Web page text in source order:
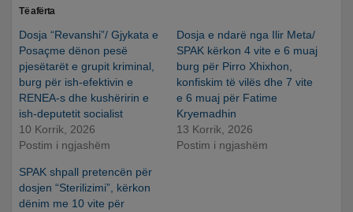
Të afërta
Dosja “Revanshi”/ Gjykata e
Posaçme dënon pesë
pjesëtarët e grupit kriminal,
burg për ish-efektivin e
RENEA-s dhe kushëririn e
ish-deputetit socialist
10 Korrik, 2026
Postim i ngjashëm
Dosja e ndarë nga Ilir Meta/
SPAK kërkon 4 vite e 6 muaj
burg për Pirro Xhixhon,
konfiskim të vilës dhe 7 vite
e 6 muaj për Fatime
Kryemadhin
13 Korrik, 2026
Postim i ngjashëm
SPAK shpall pretencën për
dosjen “Sterilizimi”, kërkon
dënim me 10 vite për